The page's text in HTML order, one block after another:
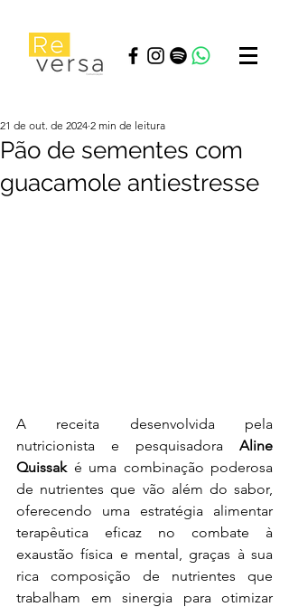
Pão de sementes com
guacamole antiestresse
21 de out. de 2024 2 min de leitura
A receita desenvolvida pela
nutricionista e pesquisadora Aline
Quissak é uma combinação poderosa
de nutrientes que vão além do sabor,
oferecendo uma estratégia alimentar
terapêutica eficaz no combate à
exaustão física e mental, graças à sua
rica composição de nutrientes que
trabalham em sinergia para otimizar